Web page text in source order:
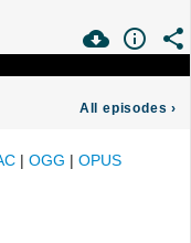
All episodes ›
| OGG | OPUS